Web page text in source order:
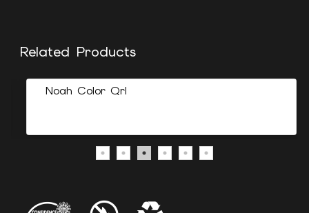
Related Products
Noah Color Qrl